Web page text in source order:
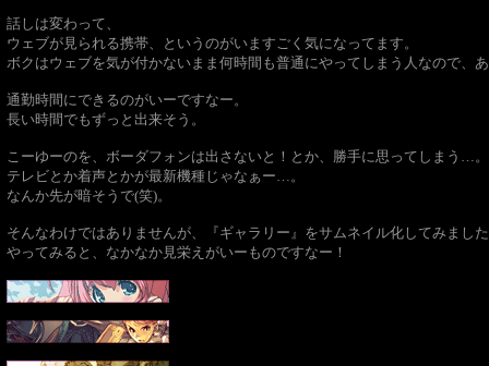
話しは変わって、
ウェブが見られる携帯、というのがいますごく気になってます。
ボクはウェブを気が付かないまま何時間も普通にやってしまう人なので、
通勤時間にできるのがいーですなー。
長い時間でもずっと出来そう。
こーゆーのを、ボーダフォンは出さないと！とか、勝手に思ってしまう…。
テレビとか着声とかが最新機種じゃなぁー…。
なんか先が暗そうで(笑)。
そんなわけではありませんが、『ギャラリー』をサムネイル化してみまし
やってみると、なかなか見栄えがいーものですなー！